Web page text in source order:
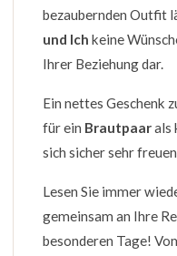
bezaubernden Outfit
und Ich keine
Ihrer Beziehung dar.
Ein nettes Geschenk
für ein Brautpaarals
sich sicher sehr
Lesen Sie immer
gemeinsam an Ihre
besonderen Tage!